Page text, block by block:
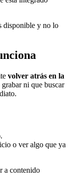
disponible y no lo
volver atrás en la
ni que buscar
o ver algo que ya
a contenido